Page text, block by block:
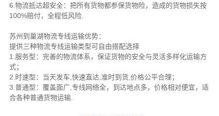
6.物流抵达超安全：把所有货物都参保货物险，造成的货物损失按
100%赔付，全程低风险.
苏州到巢湖物流专线运输优势：
提供三种物流专线运输类型可自由搭配选择
1.服务型：完善的物流体系，保证货物的安全与灵活多样化运输方
式；
2.时速型：当天发车,快速直达,准时到货,价格公平合理；
3.普通型：覆盖面广,专线网络全，到达地点多，价格相对便宜，适
合各种普通货物运输.